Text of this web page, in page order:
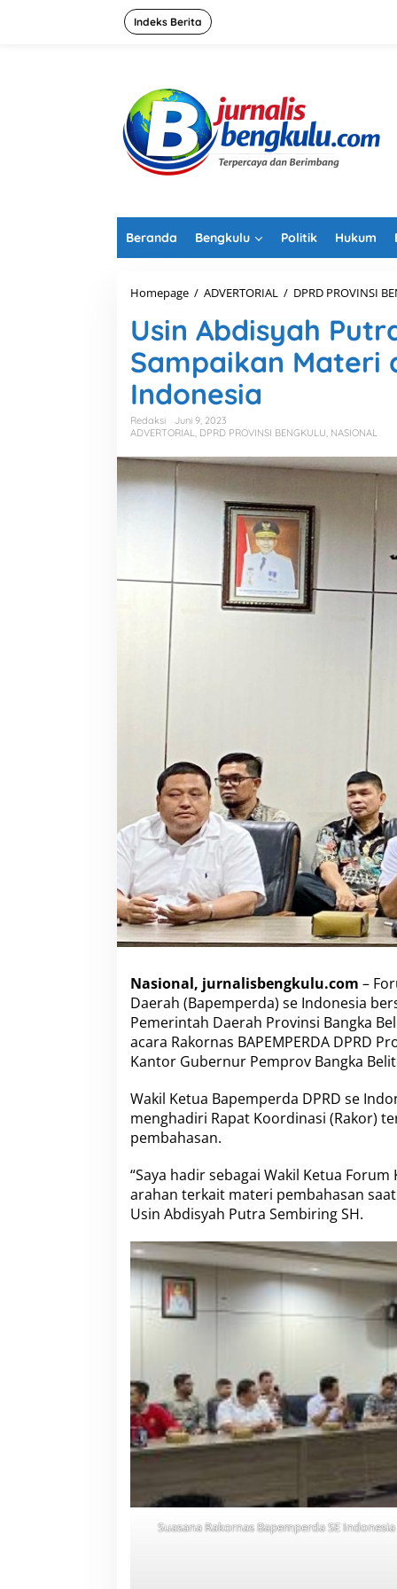
Indeks Berita
Beranda Bengkulu Politik Hukum
Homepage / ADVERTORIAL / DPRD PROVINSI
Usin Abdisyah
Sampaikan Materi
Indonesia
Redaksi
Juni 9, 2023
ADVERTORIAL, DPRD PROVINSI BENGKULU, NASIONAL
Nasional, jurnalisbengkulu.com –
Daerah (Bapemperda) se Indonesia
Pemerintah Daerah Provinsi Bangka
acara Rakornas BAPEMPERDA DPRD
Kantor Gubernur Pemprov Bangka
Wakil Ketua Bapemperda DPRD se
menghadiri Rapat Koordinasi (Rakor)
pembahasan.
“Saya hadir sebagai Wakil Ketua
arahan terkait materi pembahasan
Usin Abdisyah Putra Sembiring SH.
Suasana Rakornas Bapemperda SE